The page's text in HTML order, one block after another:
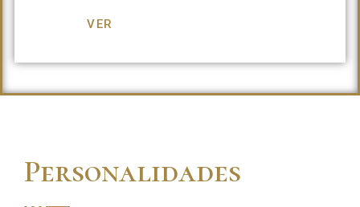
VER
Personalidades